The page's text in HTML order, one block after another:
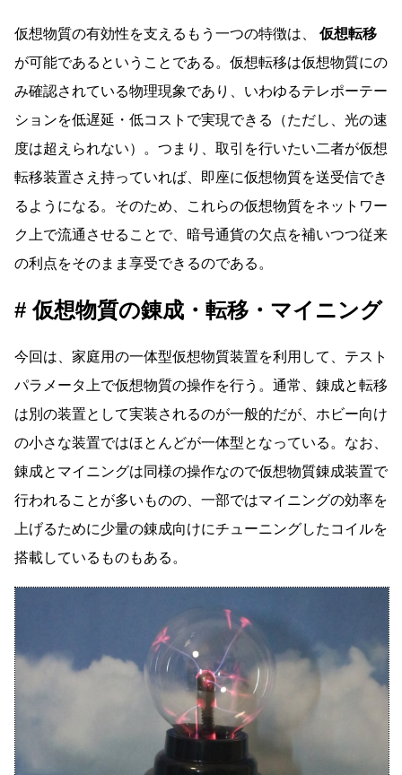
仮想物質の有効性を支えるもう一つの特徴は、 仮想転移
が可能であるということである。仮想転移は仮想物質にの
み確認されている物理現象であり、いわゆるテレポーテー
ションを低遅延・低コストで実現できる（ただし、光の速
度は超えられない）。つまり、取引を行いたい二者が仮想
転移装置さえ持っていれば、即座に仮想物質を送受信でき
るようになる。そのため、これらの仮想物質をネットワー
ク上で流通させることで、暗号通貨の欠点を補いつつ従来
の利点をそのまま享受できるのである。
仮想物質の錬成・転移・マイニング
今回は、家庭用の一体型仮想物質装置を利用して、テスト
パラメータ上で仮想物質の操作を行う。通常、錬成と転移
は別の装置として実装されるのが一般的だが、ホビー向け
の小さな装置ではほとんどが一体型となっている。なお、
錬成とマイニングは同様の操作なので仮想物質錬成装置で
行われることが多いものの、一部ではマイニングの効率を
上げるために少量の錬成向けにチューニングしたコイルを
搭載しているものもある。